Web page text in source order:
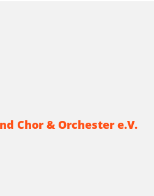
Chor & Orchester e.V.